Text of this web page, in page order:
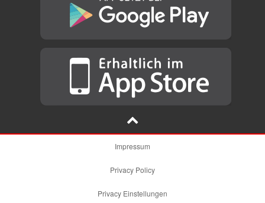
Impressum
Privacy Policy
Privacy Einstellungen